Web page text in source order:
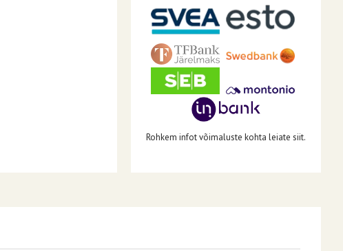
Rohkem infot võimaluste kohta leiate siit.